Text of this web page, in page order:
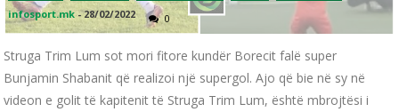
infosport.mk -28/02/2022 0
Struga Trim Lum sot mori fitore kundër Borecit falë super
Bunjamin Shabanit që realizoi një supergol. Ajo që bie në sy në
videon e golit të kapitenit të Struga Trim Lum, është mbrojtësi i